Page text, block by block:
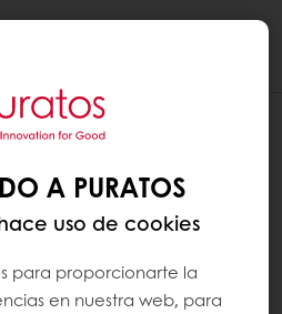
A PURATOS
uso de cookies
para proporcionarte la
en nuestra web, para